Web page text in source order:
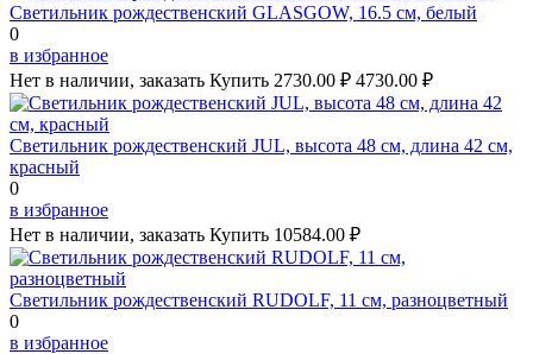
Светильник рождественский GLASGOW, 16.5 см, белый
0
в избранное
Нет в наличии, заказать Купить 2730.00 ₽ 4730.00 ₽
Светильник рождественский JUL, высота 48 см, длина 42 см,
красный
0
в избранное
Нет в наличии, заказать Купить 10584.00 ₽
Светильник рождественский RUDOLF, 11 см, разноцветный
0
в избранное